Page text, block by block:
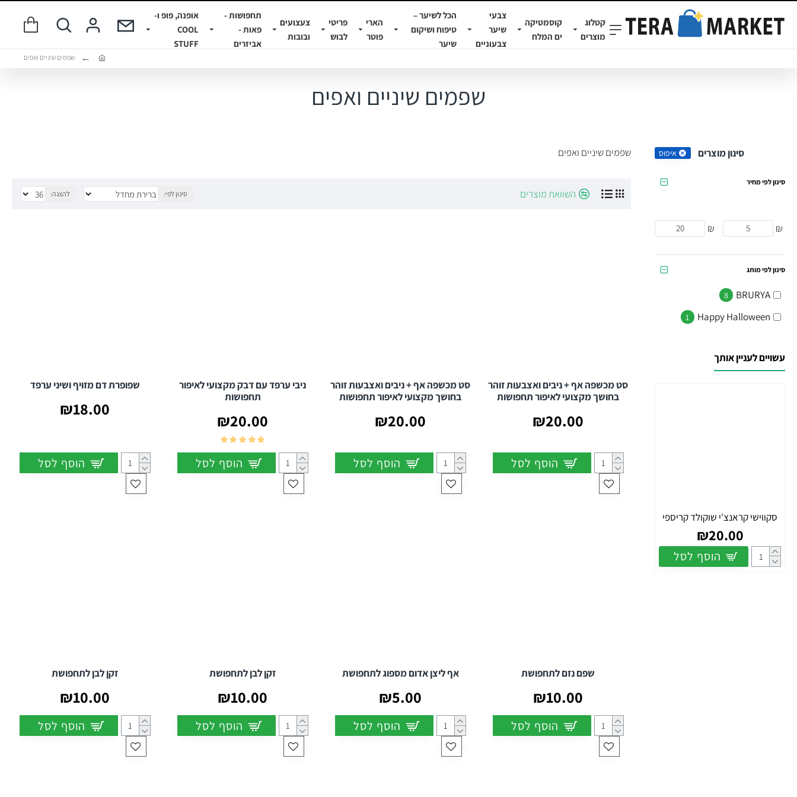
קטלוג
מוצרים
קוסמטיקה
ים המלח
צבעי
שיער
צבעוניים
הכל לשיער –
טיפוח ושיקום
שיער
הארי
פוטר
פריטי
לבוש
צעצועים
ובובות
תחפושות -
פאות -
אביזרים
אופנה, פופ ו-
COOL
STUFF
שפמים שיניים ואפים
שפמים שיניים ואפים
סינון מוצרים איפוס
סינון לפי מחיר
₪
₪
סינון לפי מותג
BRURYA
8
Happy Halloween
1
עשויים לעניין אותך
סקווישי קראנצ'י שוקולד קריספי
₪20.00
הוסף לסל
שפמים שיניים ואפים
השוואת מוצרים סינון לפי: להצגה:
סט מכשפה אף + ניבים ואצבעות זוהר
בחושך מקצועי לאיפור תחפושות
₪20.00
הוסף לסל
סט מכשפה אף + ניבים ואצבעות זוהר
בחושך מקצועי לאיפור תחפושות
₪20.00
הוסף לסל
ניבי ערפד עם דבק מקצועי לאיפור
תחפושות
₪20.00
הוסף לסל
שפופרת דם מזויף ושיני ערפד
₪18.00
הוסף לסל
שפם נזם לתחפושת
₪10.00
הוסף לסל
אף ליצן אדום מספוג לתחפושת
₪5.00
הוסף לסל
זקן לבן לתחפושת
₪10.00
הוסף לסל
זקן לבן לתחפושת
₪10.00
הוסף לסל